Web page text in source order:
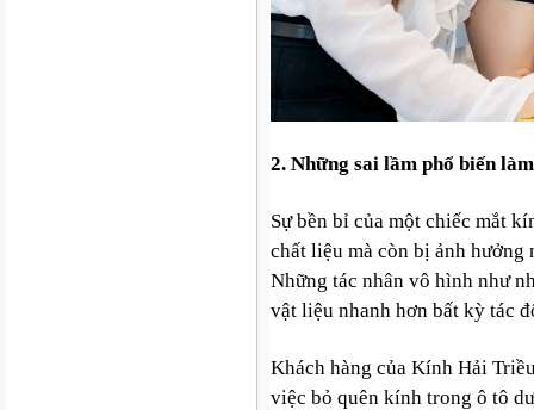
2. Những sai lầm phổ biến
Sự bền bỉ của một chiếc mắt
chất liệu mà còn bị ảnh
Những tác nhân vô hình như
vật liệu nhanh hơn bất kỳ tác
Khách hàng của Kính Hải
việc bỏ quên kính trong ô tô